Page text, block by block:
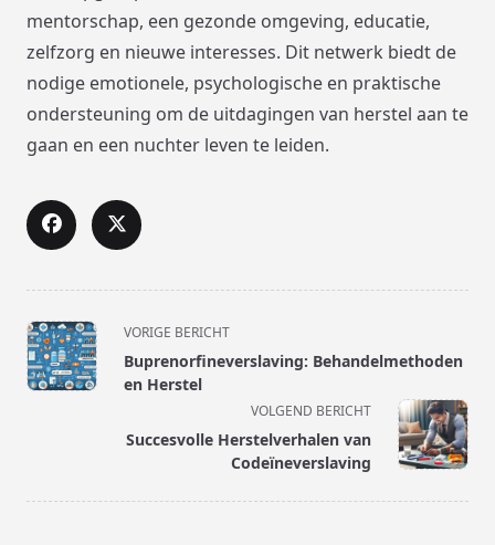
mentorschap, een gezonde omgeving, educatie,
zelfzorg en nieuwe interesses. Dit netwerk biedt de
nodige emotionele, psychologische en praktische
ondersteuning om de uitdagingen van herstel aan te
gaan en een nuchter leven te leiden.
<span
class="nav-
subtitle
VORIGE BERICHT
Buprenorfineverslaving: Behandelmethoden
en Herstel
VOLGEND BERICHT
Succesvolle Herstelverhalen van
Codeïneverslaving